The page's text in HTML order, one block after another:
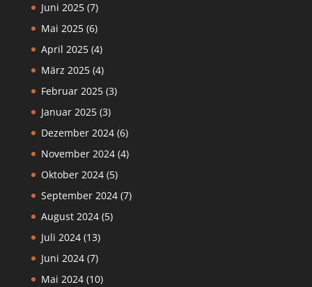
Juni 2025(7)
Mai 2025(6)
April 2025(4)
März 2025(4)
Februar 2025(3)
Januar 2025(3)
Dezember 2024(6)
November 2024(4)
Oktober 2024(5)
September 2024(7)
August 2024(5)
Juli 2024(13)
Juni 2024(7)
Mai 2024(10)